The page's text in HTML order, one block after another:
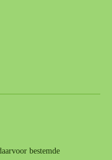
bestemde